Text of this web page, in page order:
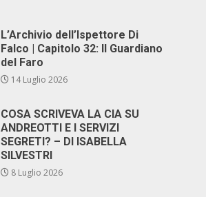
L’Archivio dell’Ispettore Di
Falco | Capitolo 32: Il Guardiano
del Faro
14 Luglio 2026
COSA SCRIVEVA LA CIA SU
ANDREOTTI E I SERVIZI
SEGRETI? – DI ISABELLA
SILVESTRI
8 Luglio 2026